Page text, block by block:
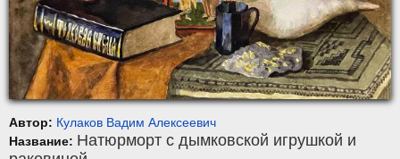
Автор: Кулаков Вадим Алексеевич
Название: Натюрморт с дымковской игрушкой и